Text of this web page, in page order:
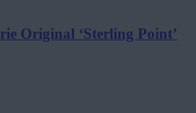
Original ‘Sterling Point’